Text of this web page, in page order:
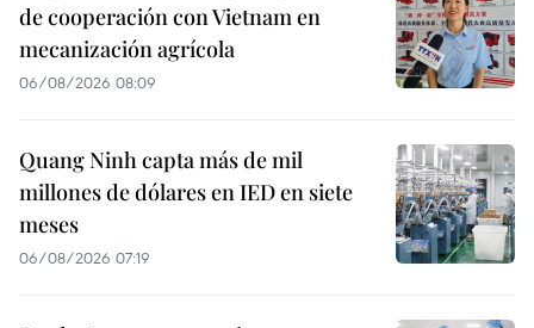
de cooperación con Vietnam en
mecanización agrícola
06/08/2026 08:09
Quang Ninh capta más de mil
millones de dólares en IED en siete
meses
06/08/2026 07:19